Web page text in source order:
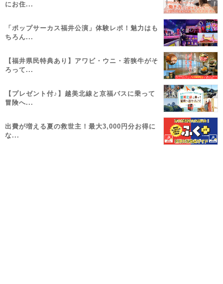
にお住...
「ポップサーカス福井公演」体験レポ！魅力はも
ちろん...
【福井県民特典あり】アワビ・ウニ・若狭牛がそ
ろって...
【プレゼント付♪】越美北線と京福バスに乗って
冒険へ...
出費が増える夏の救世主！最大3,000円分お得に
な...